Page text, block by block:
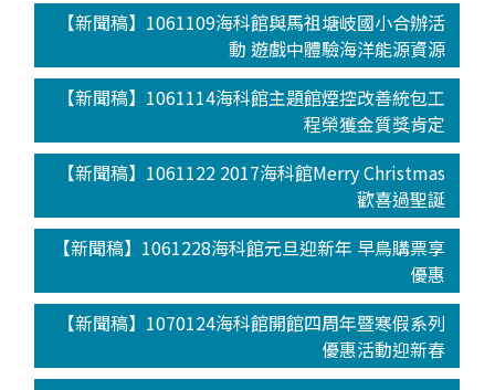
【新聞稿】1061109海科館與馬祖塘岐國小合辦活
動 遊戲中體驗海洋能源資源
【新聞稿】1061114海科館主題館煙控改善統包工
程榮獲金質獎肯定
【新聞稿】1061122 2017海科館Merry Christmas
歡喜過聖誕
【新聞稿】1061228海科館元旦迎新年 早鳥購票享
優惠
【新聞稿】1070124海科館開館四周年暨寒假系列
優惠活動迎新春